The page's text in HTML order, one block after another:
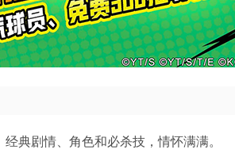
典剧情、角色和必杀技，情怀满满。